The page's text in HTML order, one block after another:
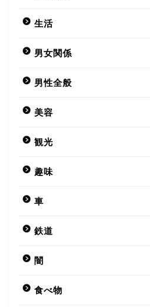
生活
男女関係
男性全般
美容
観光
趣味
車
鉄道
闇
食べ物